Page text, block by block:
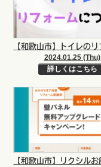
2024.01.25 (Thu)
詳しくはこちら